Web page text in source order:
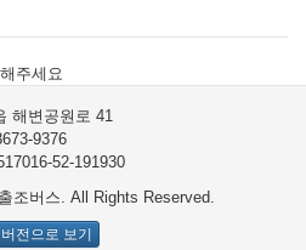
주세요
해변공원로 41
9376
52-191930
조버스. All Rights Reserved.
전으로 보기